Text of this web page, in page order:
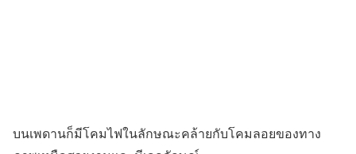
บนเพดานก็มีโคมไฟในลักษณะคล้ายกับโคมลอยของทาง